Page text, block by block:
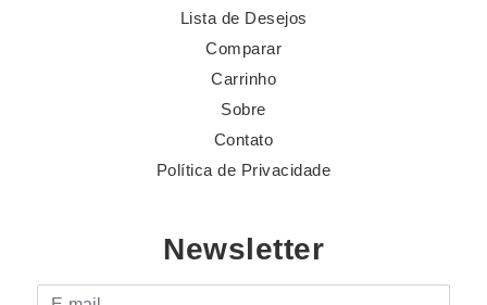
Lista de Desejos
Comparar
Carrinho
Sobre
Contato
Política de Privacidade
Newsletter
E-mail